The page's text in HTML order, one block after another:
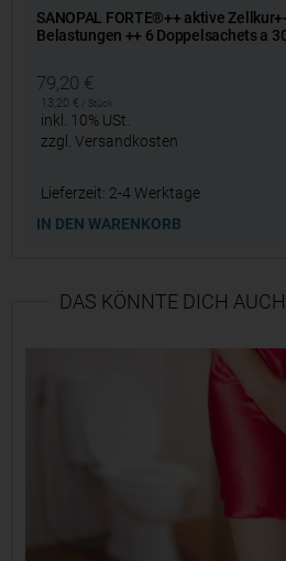
SANOPAL FORTE®++ aktive
Belastungen ++ 6 Doppelsachets a
79,20 €
13,20€ Stück
inkl. 10% USt.
zzgl.Versandkosten
Lieferzeit: 2-4 Werktage
IN DEN WARENKORB
DAS KÖNNTE DICH